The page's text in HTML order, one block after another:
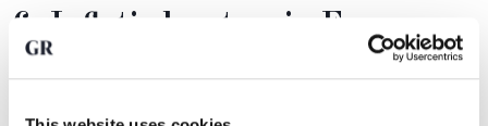
6. Inflatie loopt op in Europa en
Nederland